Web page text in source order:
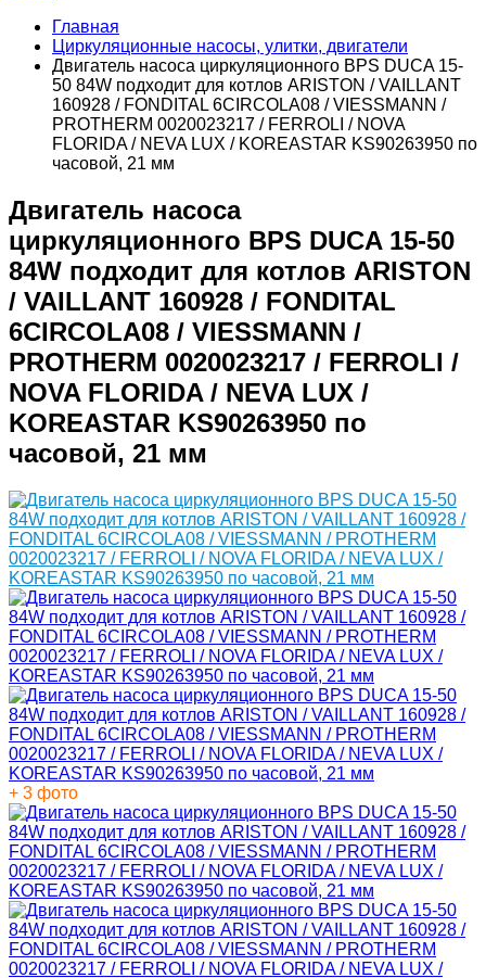
Главная
Циркуляционные насосы, улитки, двигатели
Двигатель насоса циркуляционного BPS DUCA 15-
50 84W подходит для котлов ARISTON / VAILLANT
160928 / FONDITAL 6CIRCOLA08 / VIESSMANN /
PROTHERM 0020023217 / FERROLI / NOVA
FLORIDA / NEVA LUX / KOREASTAR KS90263950 по
часовой, 21 мм
Двигатель насоса
циркуляционного BPS DUCA 15-50
84W подходит для котлов ARISTON
/ VAILLANT 160928 / FONDITAL
6CIRCOLA08 / VIESSMANN /
PROTHERM 0020023217 / FERROLI /
NOVA FLORIDA / NEVA LUX /
KOREASTAR KS90263950 по
часовой, 21 мм
+ 3 фото